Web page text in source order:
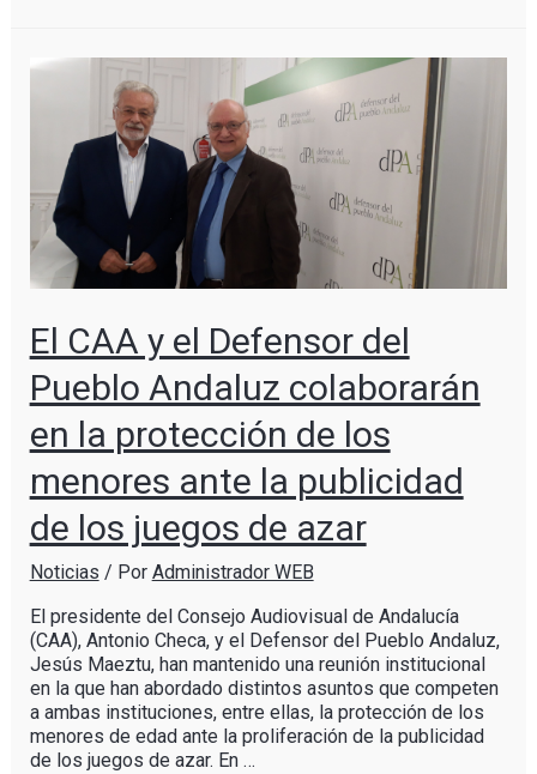
El CAA y el Defensor del
Pueblo Andaluz colaborarán
en la protección de los
menores ante la publicidad
de los juegos de azar
Noticias / Por Administrador WEB
El presidente del Consejo Audiovisual de Andalucía
(CAA), Antonio Checa, y el Defensor del Pueblo Andaluz,
Jesús Maeztu, han mantenido una reunión institucional
en la que han abordado distintos asuntos que competen
a ambas instituciones, entre ellas, la protección de los
menores de edad ante la proliferación de la publicidad
de los juegos de azar. En …